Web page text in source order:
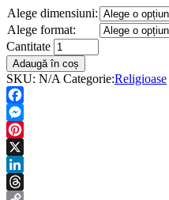
Alege dimensiuni:
Alege format:
Cantitate Tablou
Canvas
Arsenie
Boca
Adaugă în coș
SKU: N/A Categorie:Religioase
Facebook
Messenger
Pinterest
X
LinkedIn